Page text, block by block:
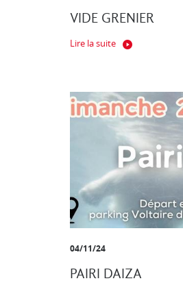
VIDE GRENIER
Lire la suite
04/11/24
PAIRI DAIZA